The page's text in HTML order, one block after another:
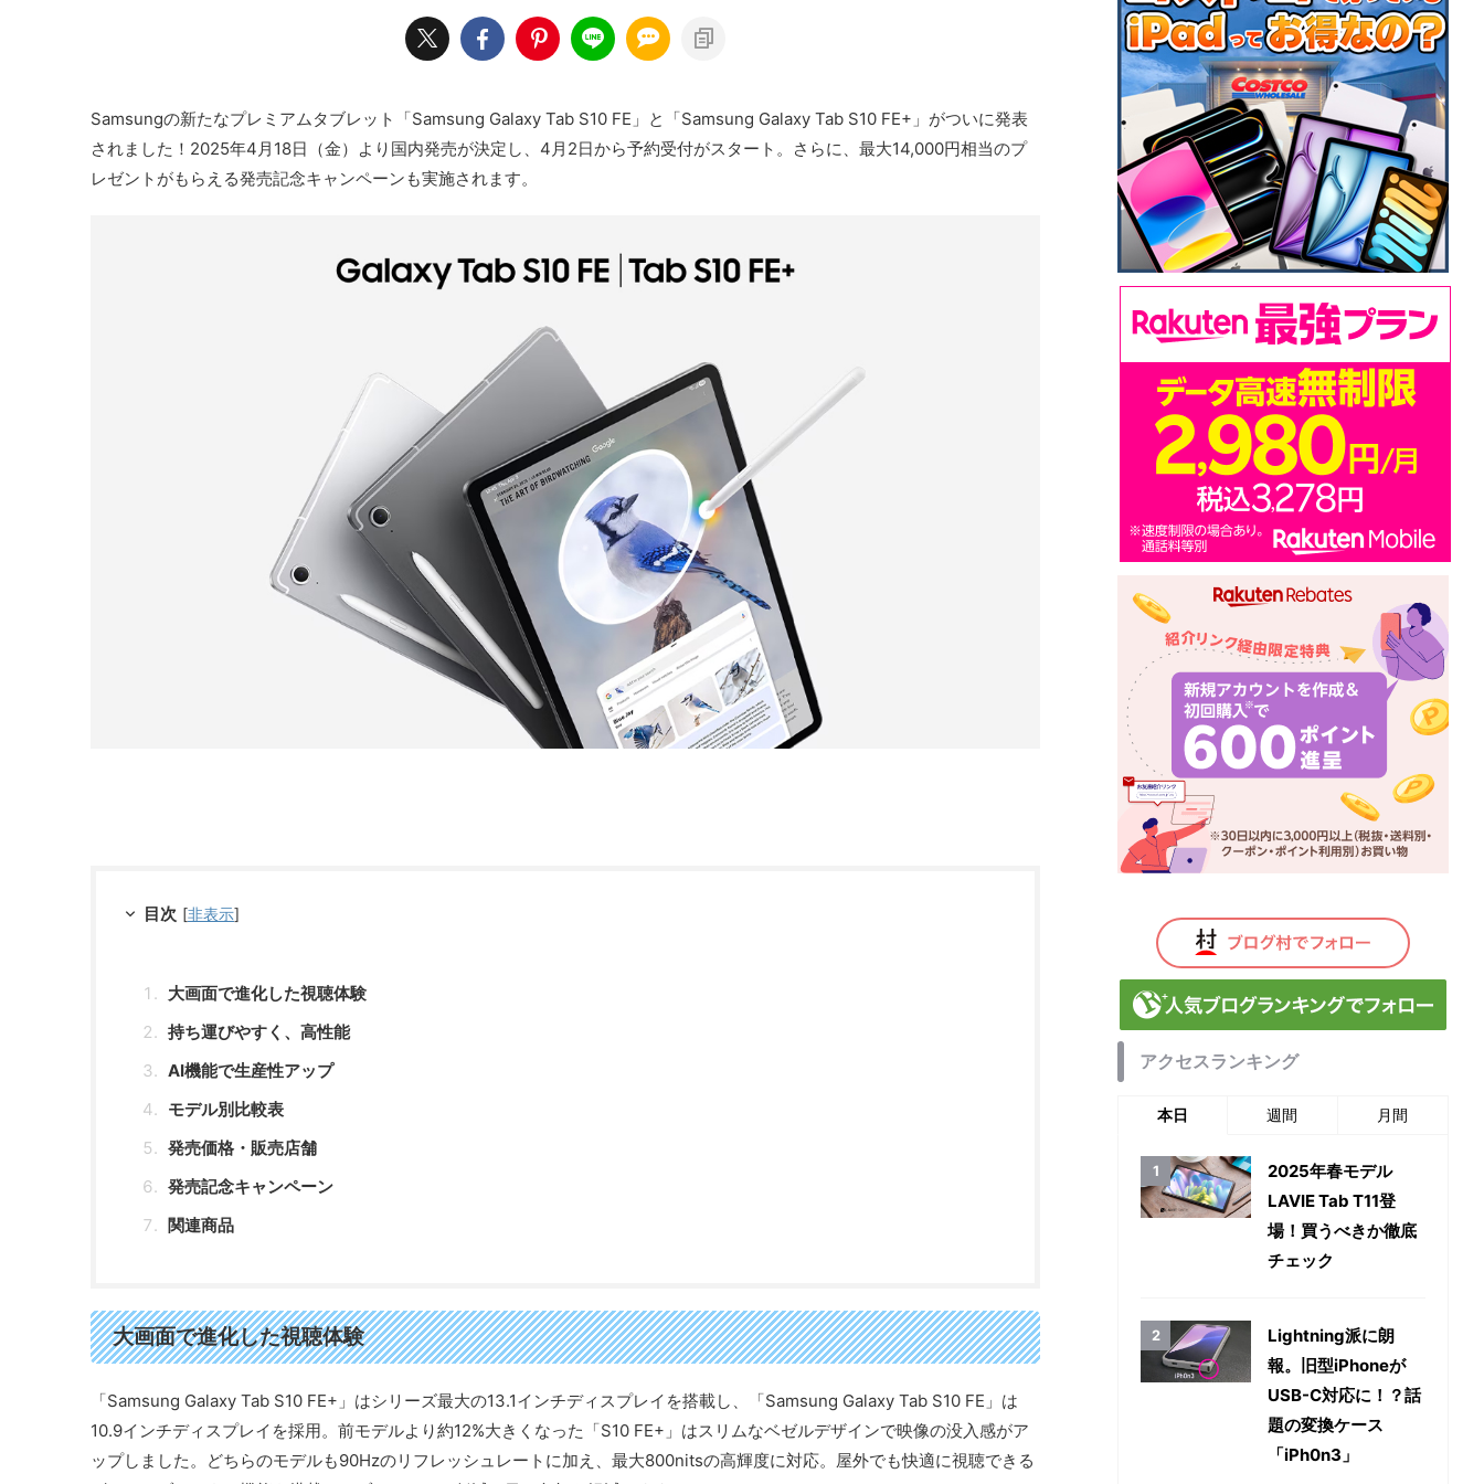
Samsungの新たなプレミアムタブレット「Samsung Galaxy Tab S10 FE」と「Samsung Galaxy Tab S10 FE+」がついに発表
されました！2025年4月18日（金）より国内発売が決定し、4月2日から予約受付がスタート。さらに、最大14,000円相当のプ
レゼントがもらえる発売記念キャンペーンも実施されます。
目次 [非表示]
大画面で進化した視聴体験
持ち運びやすく、高性能
AI機能で生産性アップ
モデル別比較表
発売価格・販売店舗
発売記念キャンペーン
関連商品
大画面で進化した視聴体験
「Samsung Galaxy Tab S10 FE+」はシリーズ最大の13.1インチディスプレイを搭載し、「Samsung Galaxy Tab S10 FE」は
10.9インチディスプレイを採用。前モデルより約12%大きくなった「S10 FE+」はスリムなベゼルデザインで映像の没入感がア
ップしました。どちらのモデルも90Hzのリフレッシュレートに加え、最大800nitsの高輝度に対応。屋外でも快適に視聴できる
アクセスランキング
本日 週間 月間
2025年春モデル
LAVIE Tab T11登
場！買うべきか徹底
チェック
Lightning派に朗
報。旧型iPhoneが
USB-C対応に！？話
題の変換ケース
「iPh0n3」